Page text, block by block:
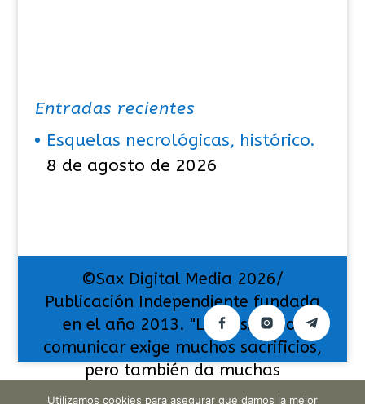
Entradas recientes
Esquelas necrológicas, histórico.
8 de agosto de 2026
©Sax Digital Media 2026/
Publicación Independiente fundada
en el año 2013. "La pasión por
comunicar exige muchos sacrificios,
pero también da muchas
satisfacciones".
Utilizamos cookies para asegurar que damos la mejor